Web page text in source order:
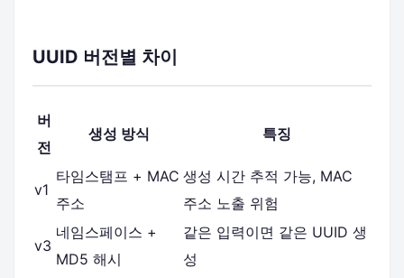
UUID 버전별 차이
버
전
생성 방식 특징
v1
타임스탬프 + MAC
주소
생성 시간 추적 가능, MAC
주소 노출 위험
v3
네임스페이스 +
MD5 해시
같은 입력이면 같은 UUID 생
성